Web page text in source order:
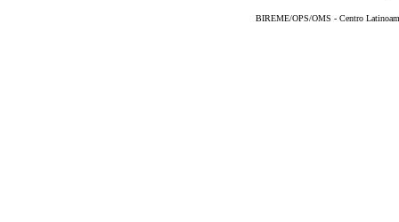
BIREME/OPS/OMS - Centro